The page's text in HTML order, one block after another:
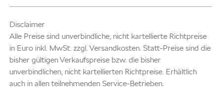
Disclaimer
Alle Preise sind unverbindliche, nicht kartellierte Richtpreise
in Euro inkl. MwSt. zzgl. Versandkosten. Statt-Preise sind die
bisher gültigen Verkaufspreise bzw. die bisher
unverbindlichen, nicht kartellierten Richtpreise. Erhältlich
auch in allen teilnehmenden Service-Betrieben.